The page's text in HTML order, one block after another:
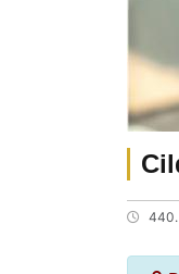
440.